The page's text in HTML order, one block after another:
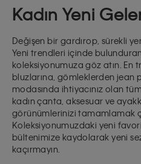
Kadın Yeni
Değişen bir gardırop, sürekli
Yeni trendleri içinde
koleksiyonumuza göz atın. En
bluzlarına, gömleklerden jean
modasında ihtiyacınız olan
kadın çanta, aksesuar ve
görünümlerinizi tamamlamak
Koleksiyonumuzdaki yeni
bültenimize kaydolarak yeni
kaçırmayın.